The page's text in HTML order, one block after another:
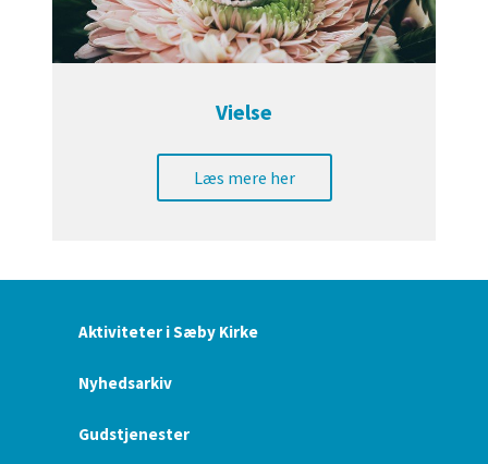
Vielse
Læs mere her
Aktiviteter i Sæby Kirke
Nyhedsarkiv
Gudstjenester